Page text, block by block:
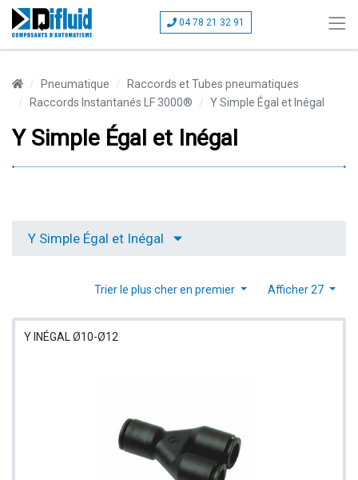
04 78 21 32 91
Pneumatique
Raccords et Tubes pneumatiques
Raccords Instantanés LF 3000®
Y Simple Égal et Inégal
Y Simple Égal et Inégal
Y Simple Égal et Inégal
Afficher 27
Trier le plus cher en premier
Y INÉGAL Ø10-Ø12